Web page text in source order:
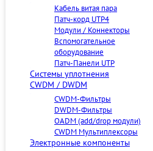
Кабель витая пара
Патч-корд UTP4
Модули / Коннекторы
Вспомогательное
оборудование
Патч-Панели UTP
Cистемы уплотнения
CWDM / DWDM
CWDM-Фильтры
DWDM-Фильтры
OADM (add/drop модули)
CWDM Мультиплексоры
Электронные компоненты